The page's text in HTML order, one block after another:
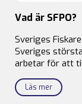
Vad är SFPO?
Sveriges
Sveriges
arbetar för att
Läs mer